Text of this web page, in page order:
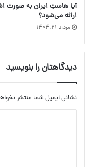
آیا هاستِ ایران به صورت
ارائه می‌شود؟
مرداد ۲۱, ۱۴۰۴
دیدگاهتان را بنویسید
نشانی ایمیل شما منتشر